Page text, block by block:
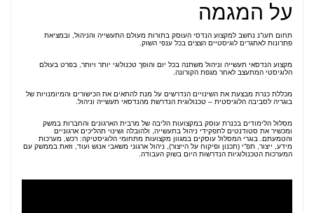
על המגמה
תחום תעו”נ נחשב למקצוע הנדסי העוסק בתורות מעולם התעשייה והניהול, ובמציאת
פתרונות לאתגרים לוגיסטיים הצצים בכל ענפי השוק.
מקצוע הנדסאי תעשייה וניהול משתנה בכל יום והופך טכנולוגי יותר ויותר, בפרט בעולם
הלוגיסטי המתעצב לאחר מגפת הקורונה.
מכללת כנרת מבצעת את השינויים הנדרשים על מנת להתאים את הכישורים והמיומנויות של
בוגריה לסביבה הלוגיסטית – טכנולוגית הנדרשת מהנדסאי תעשייה וניהול.
מסלול הלימודים בכנרת עוסק במקצועות הליבה של מרבית הארגונים והחברות במשק
ומכשיר את סטודנטים לתפקידי ניהול בתעשייה, ולהובלה ושינוי תהליכים ארגוניים
והטמעתם. בוגרי המסלול עוסקים במגוון מקצועות מתחומי הלוגיסטיקה: רכש, מערכות
מידע, ייצור, תפ”י (תכנון ופיקוח על הייצור), ניהול ארגוני משאבי אנוש ועוד, וזאת בממשק עם
המערכות הטכנולוגיות הנדרשות היום בשוק העבודה.